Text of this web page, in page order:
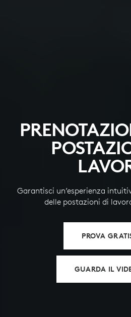
Garantisci un’esperienza
delle postazioni di
PROVA
GUARDA IL